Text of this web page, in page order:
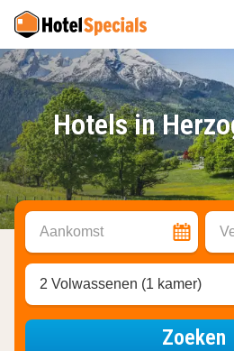
Hotels in
Aankomst
2 Volwassenen (1 kamer)
Zoeken